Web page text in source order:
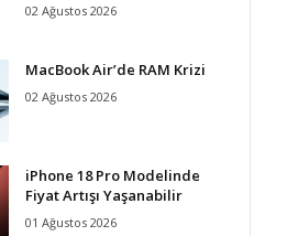
02 Ağustos 2026
MacBook Air’de RAM Krizi
02 Ağustos 2026
iPhone 18 Pro Modelinde
Fiyat Artışı Yaşanabilir
01 Ağustos 2026